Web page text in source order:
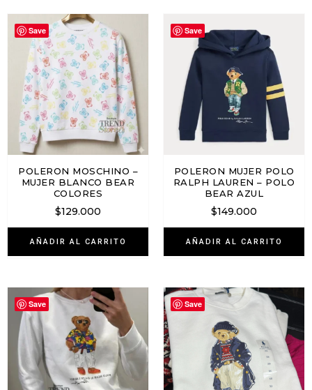
Save
POLERON MOSCHINO –
MUJER BLANCO BEAR
COLORES
$129.000
AÑADIR AL CARRITO
Save
POLERON MUJER POLO
RALPH LAUREN – POLO
BEAR AZUL
$149.000
AÑADIR AL CARRITO
Save Save